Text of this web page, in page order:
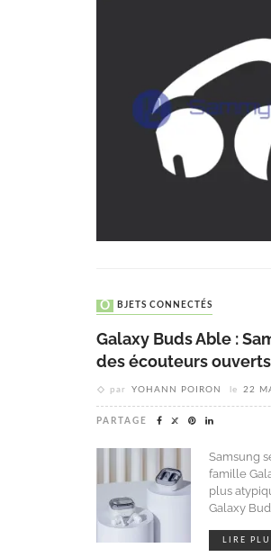
OBJETS CONNECTÉS
Galaxy Buds Able :
des écouteurs
par YOHANN POIRON le 22
PARTAGE
Samsung
famille
plus
Galaxy
LIRE